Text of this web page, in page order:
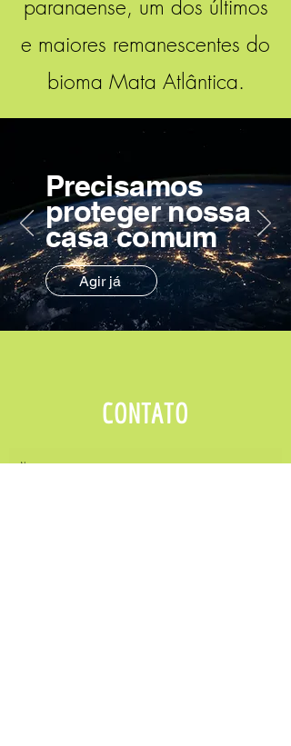
paranaense, um dos últimos
e maiores remanescentes do
bioma Mata Atlântica.
Precisamos
proteger nossa
casa comum
Agir já
CONTATO